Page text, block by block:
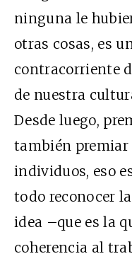
ninguna le
otras cosas, es
contracorriente
de nuestra
Desde luego,
también
individuos, eso
todo reconocer
idea –que es la
coherencia al